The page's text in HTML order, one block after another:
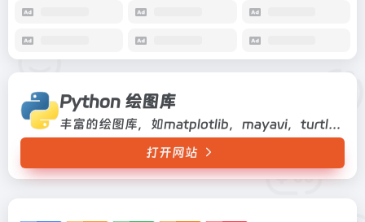
Python 绘图库
丰富的绘图库，如matplotlib，mayavi，turtle等
打开网站